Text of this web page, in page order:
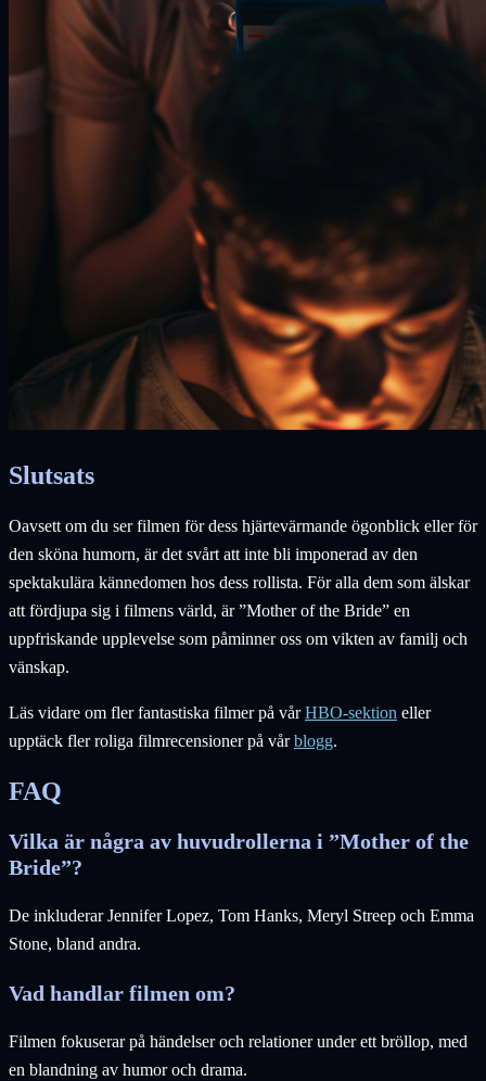
Slutsats
Oavsett om du ser filmen för dess hjärtevärmande ögonblick eller för
den sköna humorn, är det svårt att inte bli imponerad av den
spektakulära kännedomen hos dess rollista. För alla dem som älskar
att fördjupa sig i filmens värld, är ”Mother of the Bride” en
uppfriskande upplevelse som påminner oss om vikten av familj och
vänskap.
Läs vidare om fler fantastiska filmer på vårHBO-sektion eller
upptäck fler roliga filmrecensioner på vårblogg.
FAQ
Vilka är några av huvudrollerna i ”Mother of the
Bride”?
De inkluderar Jennifer Lopez, Tom Hanks, Meryl Streep och Emma
Stone, bland andra.
Vad handlar filmen om?
Filmen fokuserar på händelser och relationer under ett bröllop, med
en blandning av humor och drama.